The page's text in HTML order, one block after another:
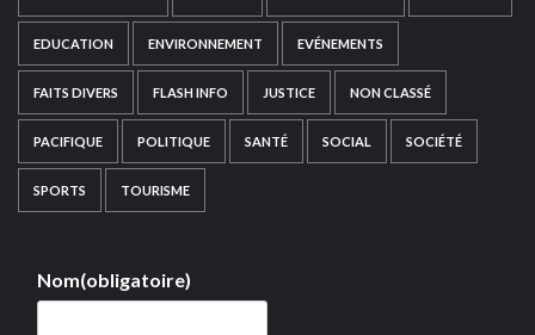
EDUCATION ENVIRONNEMENT EVÉNEMENTS
FAITS DIVERS FLASH INFO JUSTICE NON CLASSÉ
PACIFIQUE POLITIQUE SANTÉ SOCIAL SOCIÉTÉ
SPORTS TOURISME
Nom(obligatoire)